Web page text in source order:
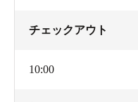
チェックアウト
10:00